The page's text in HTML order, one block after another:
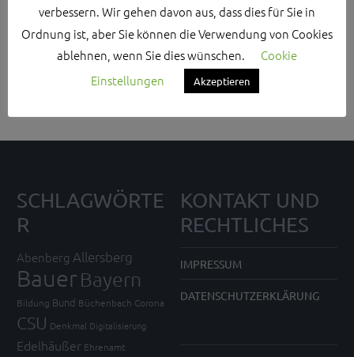
Search Sidebar Widget Area
Please login and add some widgets to this widget area.
SCHLAGWÖRTE
R
Abenberg Allersberg
Bauer Bayern
Bildung Bund Büchenbach Corona
CSU Denkmal Digitalisierung
Edelhäußer Ehrenamt
KONTAKT UND
RECHTLICHES
IMPRESSUM
DATENSCHUTZERKLÄRUNG
verbessern. Wir gehen davon aus, dass dies für Sie in
Ordnung ist, aber Sie können die Verwendung von Cookies
ablehnen, wenn Sie dies wünschen.
Cookie
Einstellungen
Akzeptieren